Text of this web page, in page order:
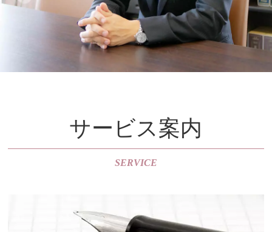
サービス案内
SERVICE